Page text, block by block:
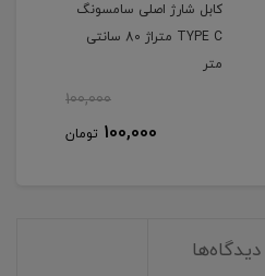
کابل شارژ اصلی سامسونگ
TYPE C متراژ 80 سانتی
متر
100,000
100,000 تومان
دیدگاه‌ها